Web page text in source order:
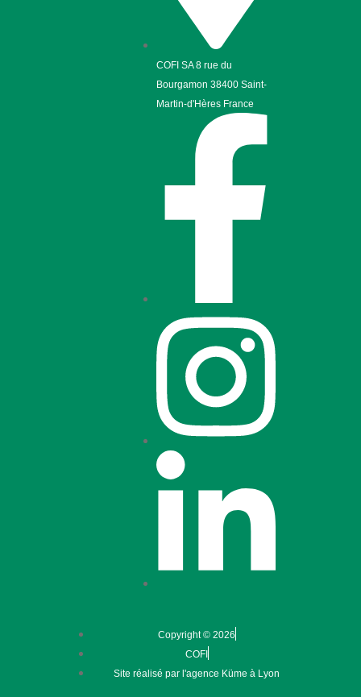
COFI SA 8 rue du
Bourgamon 38400 Saint-
Martin-d'Hères France
Copyright © 2026
COFI
Site réalisé par l'agence Küme à Lyon